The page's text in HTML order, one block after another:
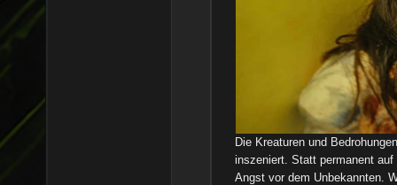
Die Kreaturen und
inszeniert. Statt permanent
Angst vor dem Unbekannten.